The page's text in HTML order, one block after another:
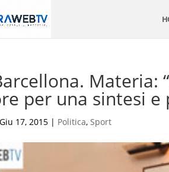
per una sintesi
Giu 17, 2015| Politica, Sport